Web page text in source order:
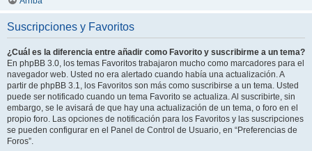
Suscripciones y Favoritos
¿Cuál es la diferencia entre añadir como Favorito y suscribirme a un tema?
En phpBB 3.0, los temas Favoritos trabajaron mucho como marcadores para el
navegador web. Usted no era alertado cuando había una actualización. A
partir de phpBB 3.1, los Favoritos son más como suscribirse a un tema. Usted
puede ser notificado cuando un tema Favorito se actualiza. Al suscribirte, sin
embargo, se le avisará de que hay una actualización de un tema, o foro en el
propio foro. Las opciones de notificación para los Favoritos y las suscripciones
se pueden configurar en el Panel de Control de Usuario, en “Preferencias de
Foros”.